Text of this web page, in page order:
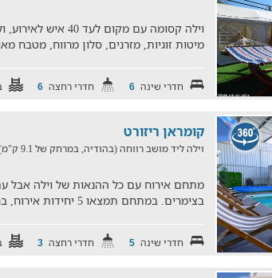
מיטות זוגיות, מזרנים, סלון מרווח, מטבח
חדרי שינה 6 חדרי רחצה 6
קומראן ריזורט
וילה ליד מושב רווחה (בהודיה, במרחק של 9.1 ק"מ)
מתחם אירוח עם כל ההנאות של וילה אבל
בצימרים. במתחם תמצאו 5 יחידות אירוח, בריכה מחוממת ומקורה, מטבח ג
חדרי שינה 5 חדרי רחצה 3